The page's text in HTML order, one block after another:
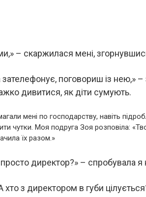
– скаржилася мені,
зателефонує, поговориш із нею,»
дивитися, як діти сумують.
мені по господарству, навіть
чутки. Моя подруга Зоя розповіла:
їх разом.»
директор?» – спробувала я
хто з директором в губи